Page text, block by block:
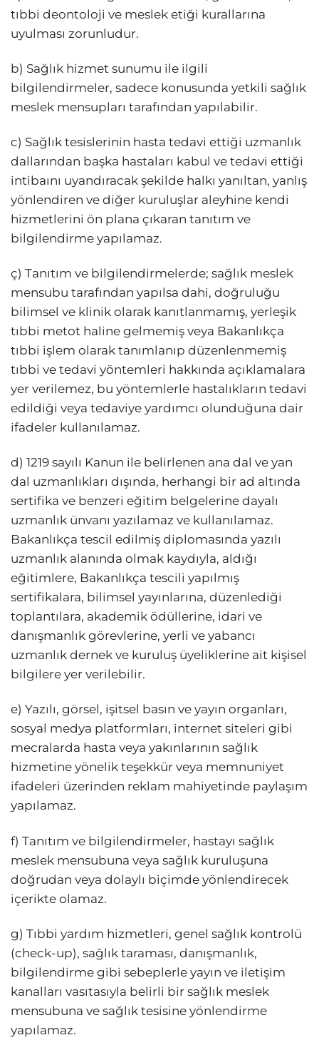
tıbbi deontoloji ve meslek etiği kurallarına
uyulması zorunludur.
b) Sağlık hizmet sunumu ile ilgili
bilgilendirmeler, sadece konusunda yetkili sağlık
meslek mensupları tarafından yapılabilir.
c) Sağlık tesislerinin hasta tedavi ettiği uzmanlık
dallarından başka hastaları kabul ve tedavi ettiği
intibaını uyandıracak şekilde halkı yanıltan, yanlış
yönlendiren ve diğer kuruluşlar aleyhine kendi
hizmetlerini ön plana çıkaran tanıtım ve
bilgilendirme yapılamaz.
ç) Tanıtım ve bilgilendirmelerde; sağlık meslek
mensubu tarafından yapılsa dahi, doğruluğu
bilimsel ve klinik olarak kanıtlanmamış, yerleşik
tıbbi metot haline gelmemiş veya Bakanlıkça
tıbbi işlem olarak tanımlanıp düzenlenmemiş
tıbbi ve tedavi yöntemleri hakkında açıklamalara
yer verilemez, bu yöntemlerle hastalıkların tedavi
edildiği veya tedaviye yardımcı olunduğuna dair
ifadeler kullanılamaz.
d) 1219 sayılı Kanun ile belirlenen ana dal ve yan
dal uzmanlıkları dışında, herhangi bir ad altında
sertifika ve benzeri eğitim belgelerine dayalı
uzmanlık ünvanı yazılamaz ve kullanılamaz.
Bakanlıkça tescil edilmiş diplomasında yazılı
uzmanlık alanında olmak kaydıyla, aldığı
eğitimlere, Bakanlıkça tescili yapılmış
sertifikalara, bilimsel yayınlarına, düzenlediği
toplantılara, akademik ödüllerine, idari ve
danışmanlık görevlerine, yerli ve yabancı
uzmanlık dernek ve kuruluş üyeliklerine ait kişisel
bilgilere yer verilebilir.
e) Yazılı, görsel, işitsel basın ve yayın organları,
sosyal medya platformları, internet siteleri gibi
mecralarda hasta veya yakınlarının sağlık
hizmetine yönelik teşekkür veya memnuniyet
ifadeleri üzerinden reklam mahiyetinde paylaşım
yapılamaz.
f) Tanıtım ve bilgilendirmeler, hastayı sağlık
meslek mensubuna veya sağlık kuruluşuna
doğrudan veya dolaylı biçimde yönlendirecek
içerikte olamaz.
g) Tıbbi yardım hizmetleri, genel sağlık kontrolü
(check-up), sağlık taraması, danışmanlık,
bilgilendirme gibi sebeplerle yayın ve iletişim
kanalları vasıtasıyla belirli bir sağlık meslek
mensubuna ve sağlık tesisine yönlendirme
yapılamaz.